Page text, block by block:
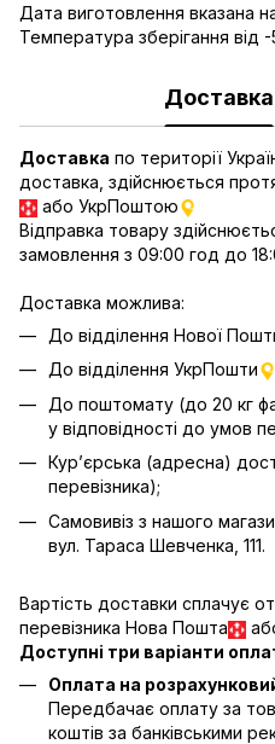
Дата виготовлення вказана
Температура зберігання від
Доставка
Доставка по території
доставка, здійснюється
або УкрПоштою
Відправка товару
замовлення з 09:00 год до
Доставка можлива:
До відділення Нової
До відділення УкрПошти
До поштомату (до 20 кг
у відповідності до умов
Кур’єрська (адресна)
перевізника);
Самовивіз з нашого
вул. Тараса Шевченка, 111.
Вартість доставки сплачує
перевізника Нова Пошта
Доступні три варіанти
Оплата на
Передбачає оплату за
коштів за банківськими